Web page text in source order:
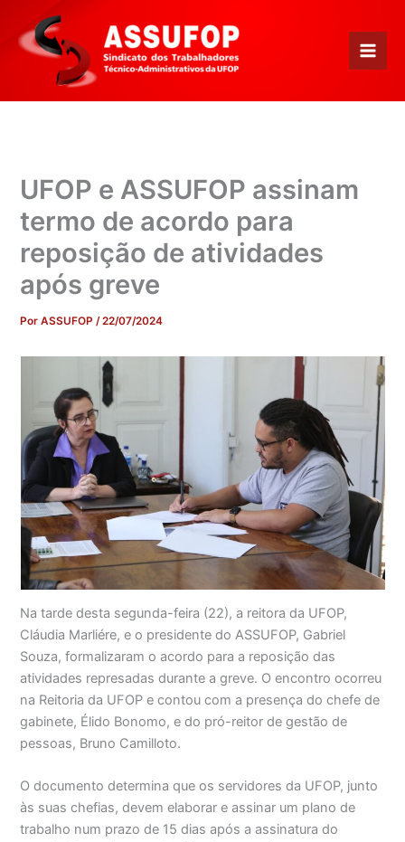
para
conteúdo
UFOP e ASSUFOP assinam
termo de acordo para
reposição de atividades
após greve
PorASSUFOP/22/07/2024
Na tarde desta segunda-feira (22), a reitora da UFOP,
Cláudia Marliére, e o presidente do ASSUFOP, Gabriel
Souza, formalizaram o acordo para a reposição das
atividades represadas durante a greve. O encontro ocorreu
na Reitoria da UFOP e contou com a presença do chefe de
gabinete, Élido Bonomo, e do pró-reitor de gestão de
pessoas, Bruno Camilloto.
O documento determina que os servidores da UFOP, junto
às suas chefias, devem elaborar e assinar um plano de
trabalho num prazo de 15 dias após a assinatura do